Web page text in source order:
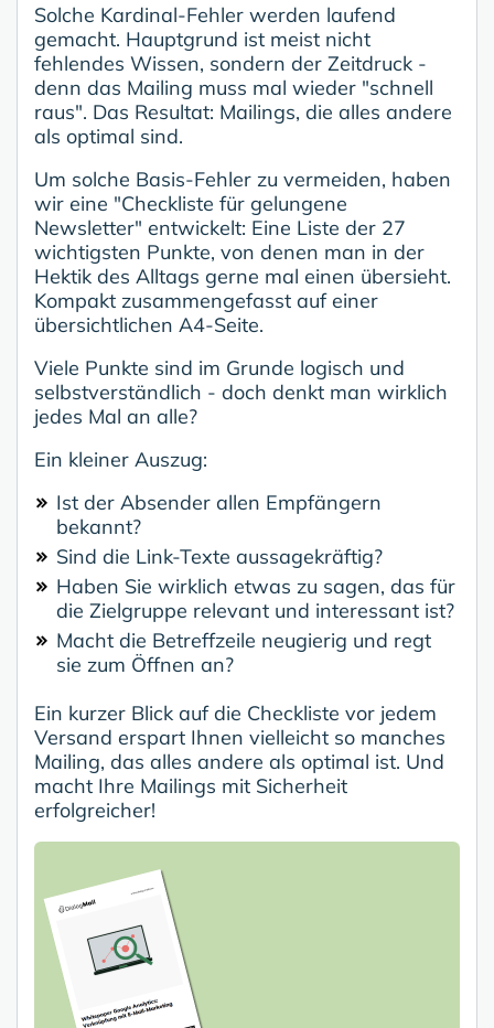
Solche Kardinal-Fehler werden laufend
gemacht. Hauptgrund ist meist nicht
fehlendes Wissen, sondern der Zeitdruck -
denn das Mailing muss mal wieder "schnell
raus". Das Resultat: Mailings, die alles andere
als optimal sind.
Um solche Basis-Fehler zu vermeiden, haben
wir eine "Checkliste für gelungene
Newsletter" entwickelt: Eine Liste der 27
wichtigsten Punkte, von denen man in der
Hektik des Alltags gerne mal einen übersieht.
Kompakt zusammengefasst auf einer
übersichtlichen A4-Seite.
Viele Punkte sind im Grunde logisch und
selbstverständlich - doch denkt man wirklich
jedes Mal an alle?
Ein kleiner Auszug:
Ist der Absender allen Empfängern
bekannt?
Sind die Link-Texte aussagekräftig?
Haben Sie wirklich etwas zu sagen, das für
die Zielgruppe relevant und interessant ist?
Macht die Betreffzeile neugierig und regt
sie zum Öffnen an?
Ein kurzer Blick auf die Checkliste vor jedem
Versand erspart Ihnen vielleicht so manches
Mailing, das alles andere als optimal ist. Und
macht Ihre Mailings mit Sicherheit
erfolgreicher!